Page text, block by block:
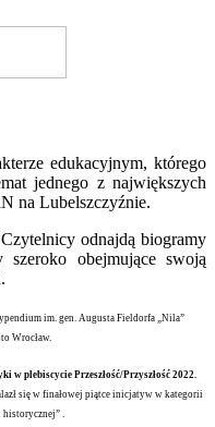
edukacyjnym, którego
jednego z największych
na Lubelszczyźnie.
odnajdą biogramy
szeroko obejmujące swoją
im. gen. Augusta Fieldorfa „Nila”
Wrocław.
w plebiscycie Przeszłość/Przyszłość 2022.
się w finałowej piątce inicjatyw w kategorii
historycznej” .